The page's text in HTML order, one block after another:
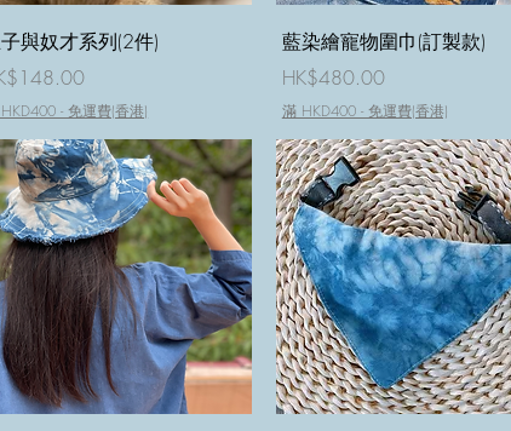
快速瀏覽
與奴才系列(2件)
- 免運費(香港)
快速瀏覽
藍染繪寵物圍巾(訂製款)
價格
HK$480.00
滿 HKD400 - 免運費(香港)